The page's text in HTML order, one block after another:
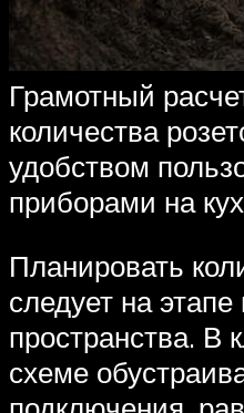
Грамотный
количества
удобством
приборами на
Планировать
следует на
пространства. В
схеме